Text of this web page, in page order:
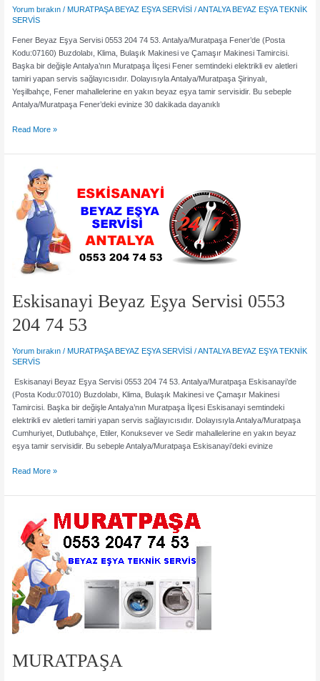
Yorum bırakın / MURATPAŞA BEYAZ EŞYA SERVİSİ /ANTALYA BEYAZ EŞYA TEKNİK
SERVİS
Fener Beyaz Eşya Servisi 0553 204 74 53. Antalya/Muratpaşa Fener’de (Posta
Kodu:07160) Buzdolabı, Klima, Bulaşık Makinesi ve Çamaşır Makinesi Tamircisi.
Başka bir değişle Antalya’nın Muratpaşa İlçesi Fener semtindeki elektrikli ev aletleri
tamiri yapan servis sağlayıcısıdır. Dolayısıyla Antalya/Muratpaşa Şirinyalı,
Yeşilbahçe, Fener mahallelerine en yakın beyaz eşya tamir servisidir. Bu sebeple
Antalya/Muratpaşa Fener’deki evinize 30 dakikada dayanıklı
Fener
Eşya
0553
204
74
53
Read More »
Eskisanayi Beyaz Eşya Servisi 0553
204 74 53
Yorum bırakın / MURATPAŞA BEYAZ EŞYA SERVİSİ /ANTALYA BEYAZ EŞYA TEKNİK
SERVİS
Eskisanayi Beyaz Eşya Servisi 0553 204 74 53. Antalya/Muratpaşa Eskisanayi’de
(Posta Kodu:07010) Buzdolabı, Klima, Bulaşık Makinesi ve Çamaşır Makinesi
Tamircisi. Başka bir değişle Antalya’nın Muratpaşa İlçesi Eskisanayi semtindeki
elektrikli ev aletleri tamiri yapan servis sağlayıcısıdır. Dolayısıyla Antalya/Muratpaşa
Cumhuriyet, Dutlubahçe, Etiler, Konuksever ve Sedir mahallelerine en yakın beyaz
eşya tamir servisidir. Bu sebeple Antalya/Muratpaşa Eskisanayi’deki evinize
Eskisanayi
Eşya
0553
204
Read More »
MURATPAŞA